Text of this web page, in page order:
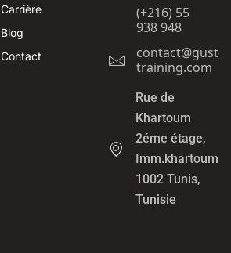
Carrière
Blog
Contact
(+216) 55
938 948
contact@gust-
training.com
Rue de
Khartoum
2éme étage,
Imm.khartoum
1002 Tunis,
Tunisie